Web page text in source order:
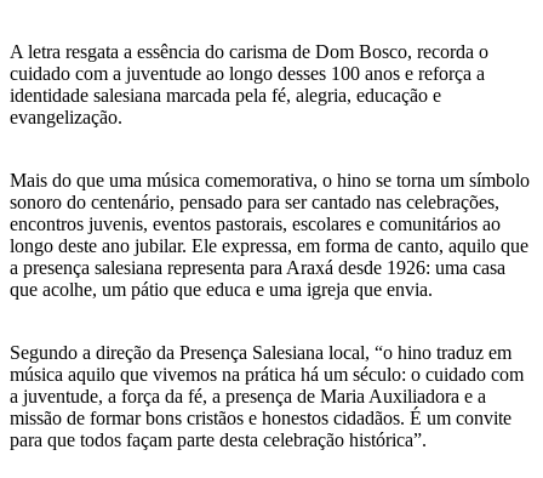
A letra resgata a essência do carisma de Dom Bosco, recorda o
cuidado com a juventude ao longo desses 100 anos e reforça a
identidade salesiana marcada pela fé, alegria, educação e
evangelização.
Mais do que uma música comemorativa, o hino se torna um símbolo
sonoro do centenário, pensado para ser cantado nas celebrações,
encontros juvenis, eventos pastorais, escolares e comunitários ao
longo deste ano jubilar. Ele expressa, em forma de canto, aquilo que
a presença salesiana representa para Araxá desde 1926: uma casa
que acolhe, um pátio que educa e uma igreja que envia.
Segundo a direção da Presença Salesiana local, “o hino traduz em
música aquilo que vivemos na prática há um século: o cuidado com
a juventude, a força da fé, a presença de Maria Auxiliadora e a
missão de formar bons cristãos e honestos cidadãos. É um convite
para que todos façam parte desta celebração histórica”.